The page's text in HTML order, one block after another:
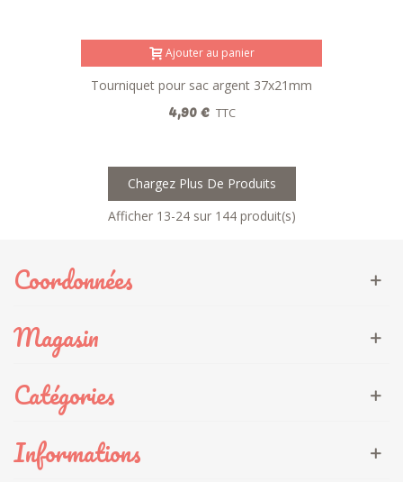
Ajouter au panier
Tourniquet pour sac argent 37x21mm
4,90 € TTC
Chargez Plus De Produits
Afficher 13-24 sur 144 produit(s)
Coordonnées
Magasin
Catégories
Informations